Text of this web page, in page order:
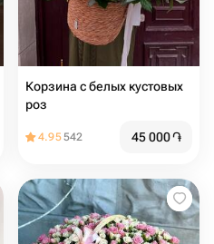
Корзина с белых кустовых
роз
4.95542 45 000֏